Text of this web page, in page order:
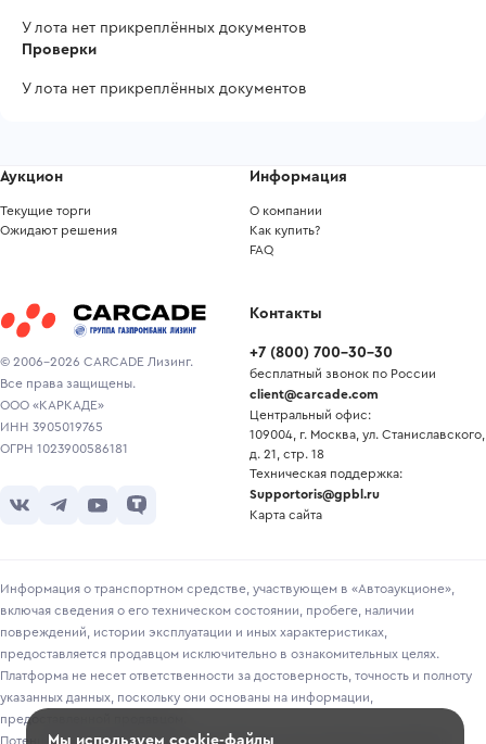
У лота нет прикреплённых документов
Проверки
У лота нет прикреплённых документов
© 2006-2026 CARCADE Лизинг.
Все права защищены.
ООО «КАРКАДЕ»
ИНН 3905019765
ОГРН 1023900586181
Аукцион
Текущие торги
Ожидают решения
Информация
О компании
Как купить?
FAQ
Контакты
+7 (800) 700-30-30
бесплатный звонок по России
client@carcade.com
Центральный офис:
109004, г. Москва, ул. Станиславского,
д. 21, стр. 18
Техническая поддержка:
Supportoris@gpbl.ru
Карта сайта
Информация о транспортном средстве, участвующем в «Автоаукционе»,
включая сведения о его техническом состоянии, пробеге, наличии
повреждений, истории эксплуатации и иных характеристиках,
предоставляется продавцом исключительно в ознакомительных целях.
Платформа не несет ответственности за достоверность, точность и полноту
указанных данных, поскольку они основаны на информации,
предоставленной продавцом.
Потенциальным покупателям рекомендуется самостоятельно проверять
Мы используем cookie-файлы